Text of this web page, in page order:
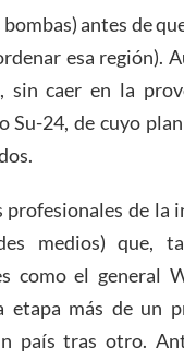
antes de
esa región).
caer en la
24, de cuyo
profesionales de la
medios) que,
como el general
más de un
país tras otro.